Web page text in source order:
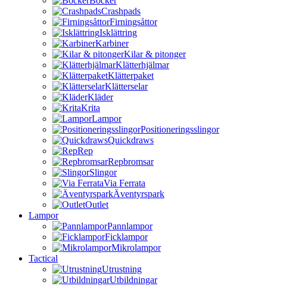
Crashpads
Firningsåttor
Isklättring
Karbiner
Kilar & pitonger
Klätterhjälmar
Klätterpaket
Klätterselar
Kläder
Krita
Lampor
Positioneringsslingor
Quickdraws
Rep
Repbromsar
Slingor
Via Ferrata
Äventyrspark
Outlet
Lampor
Pannlampor
Ficklampor
Mikrolampor
Tactical
Utrustning
Utbildningar